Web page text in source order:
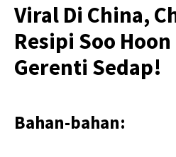
Viral Di China,
Resipi Soo Hoon
Gerenti Sedap!
Bahan-bahan: